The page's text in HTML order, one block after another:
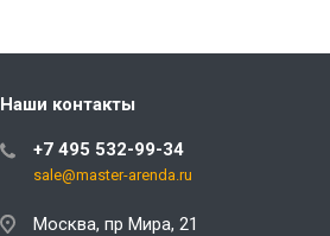
Наши контакты
+7 495 532-99-34
sale@master-arenda.ru
Москва, пр Мира, 21